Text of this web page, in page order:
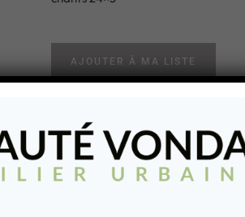
AJOUTER À MA LISTE